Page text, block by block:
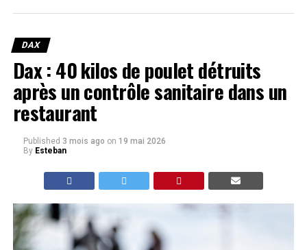
DAX
Dax : 40 kilos de poulet détruits
après un contrôle sanitaire dans un
restaurant
Published 3 mois ago on 19 mai 2026
By Esteban